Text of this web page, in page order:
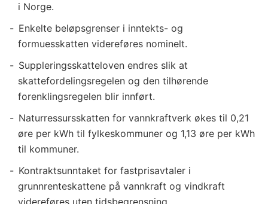
i Norge.
Enkelte beløpsgrenser i inntekts- og
formuesskatten videreføres nominelt.
Suppleringsskatteloven endres slik at
skattefordelingsregelen og den tilhørende
forenklingsregelen blir innført.
Naturressursskatten for vannkraftverk økes til 0,21
øre per kWh til fylkeskommuner og 1,13 øre per kWh
til kommuner.
Kontraktsunntaket for fastprisavtaler i
grunnrenteskattene på vannkraft og vindkraft
videreføres uten tidsbegrensning.